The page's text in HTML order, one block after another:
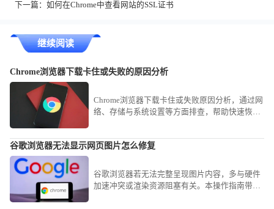
下一篇： 如何在Chrome中查看网站的SSL证书
继续阅读
Chrome浏览器下载卡住或失败的原因分析
Chrome浏览器下载卡住或失败原因分析，通过网
络、存储与系统设置等方面排查，帮助快速恢复
谷歌浏览器无法显示网页图片怎么修复
谷歌浏览器若无法完整呈现图片内容，多与硬件
加速冲突或渲染资源阻塞有关。本操作指南带您